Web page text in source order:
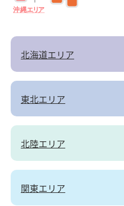
沖縄エリア
北海道エリア
東北エリア
北陸エリア
関東エリア